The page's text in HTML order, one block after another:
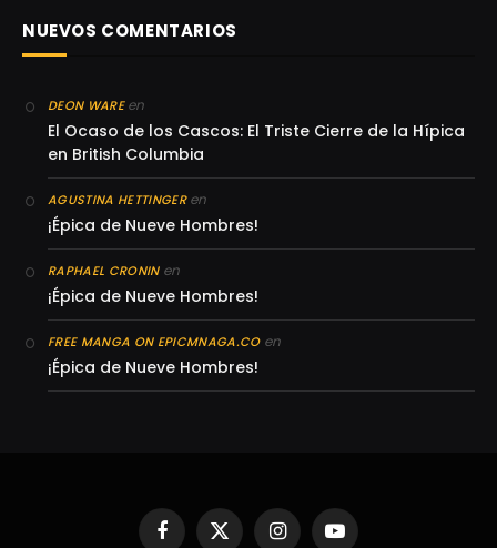
NUEVOS COMENTARIOS
DEON WAREen
El Ocaso de los Cascos: El Triste Cierre de la Hípica
en British Columbia
AGUSTINA HETTINGERen
¡Épica de Nueve Hombres!
RAPHAEL CRONINen
¡Épica de Nueve Hombres!
FREE MANGA ON EPICMNAGA.COen
¡Épica de Nueve Hombres!
Facebook
X InstagramYouTube